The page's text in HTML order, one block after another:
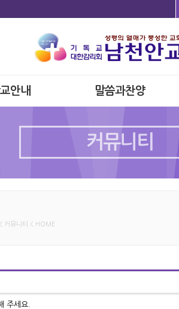
안내 말씀과찬양
커뮤니티
커뮤니티 < HOME
주세요.